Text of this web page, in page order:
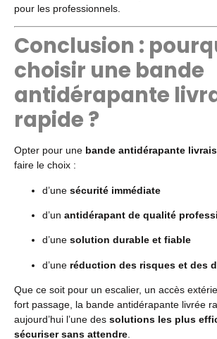
pour les professionnels.
Conclusion :
choisir une bande
antidérapante
rapide ?
Opter pour une bande antidérapante
faire le choix :
d’une sécurité immédiate
d’un antidérapant de qualité
d’une solution durable et fiable
d’une réduction des risques et des
Que ce soit pour un escalier, un accès
fort passage, la bande antidérapante livrée
aujourd’hui l’une des solutions les plus
sécuriser sans attendre